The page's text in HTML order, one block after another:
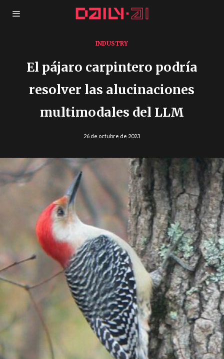
INDUSTRY
El pájaro carpintero podría
resolver las alucinaciones
multimodales del LLM
26 de octubre de 2023